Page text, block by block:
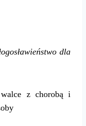
dla
z chorobą i